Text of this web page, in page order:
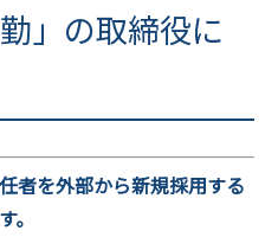
」の取締役に
者を外部から新規採用する
。